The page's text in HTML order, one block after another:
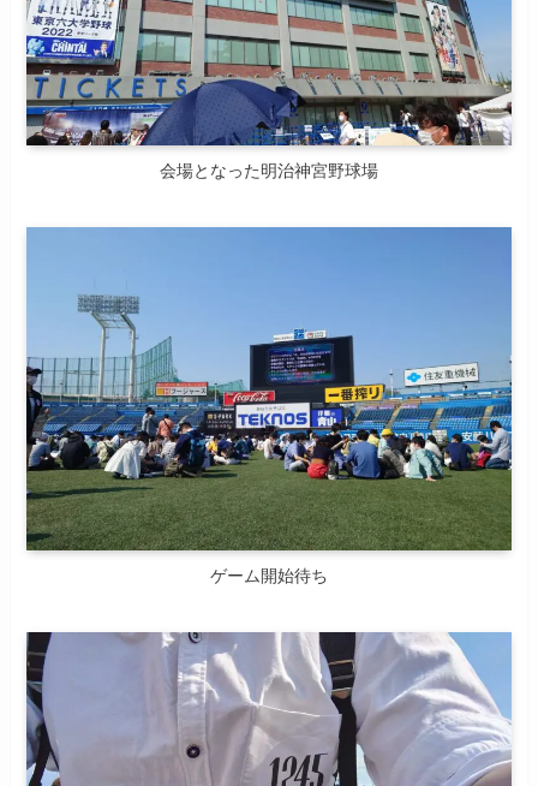
会場となった明治神宮野球場
ゲーム開始待ち